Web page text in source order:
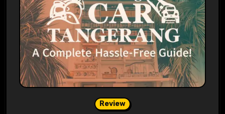
Review